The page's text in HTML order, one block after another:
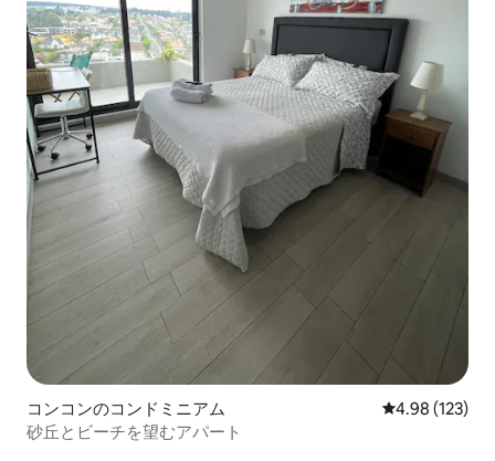
コンコンのコンドミニアム レビュー123
4.98 (123)
砂丘とビーチを望むアパート